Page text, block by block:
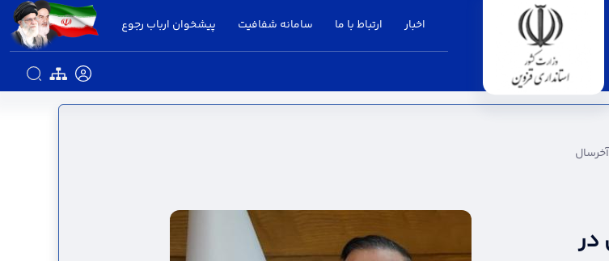
اخبار ارتباط با ما سامانه شفافیت پیشخوان ارباب رجوع
- استانداری قزوین
در